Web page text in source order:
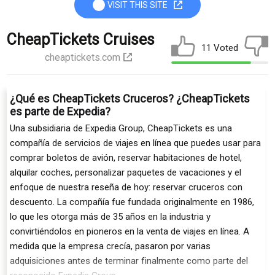
VISIT THIS SITE
CheapTickets Cruises
cheaptickets.com
11 Voted
¿Qué es CheapTickets Cruceros? ¿CheapTickets
es parte de Expedia?
Una subsidiaria de Expedia Group, CheapTickets es una
compañía de servicios de viajes en línea que puedes usar para
comprar boletos de avión, reservar habitaciones de hotel,
alquilar coches, personalizar paquetes de vacaciones y el
enfoque de nuestra reseña de hoy: reservar cruceros con
descuento. La compañía fue fundada originalmente en 1986,
lo que les otorga más de 35 años en la industria y
convirtiéndolos en pioneros en la venta de viajes en línea. A
medida que la empresa crecía, pasaron por varias
adquisiciones antes de terminar finalmente como parte del